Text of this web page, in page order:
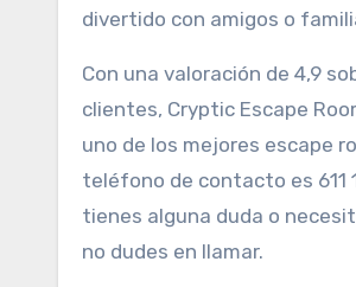
divertido con amigos o
Con una valoración de 4,9
clientes, Cryptic Escape
uno de los mejores escape
teléfono de contacto es 611
tienes alguna duda o
no dudes en llamar.